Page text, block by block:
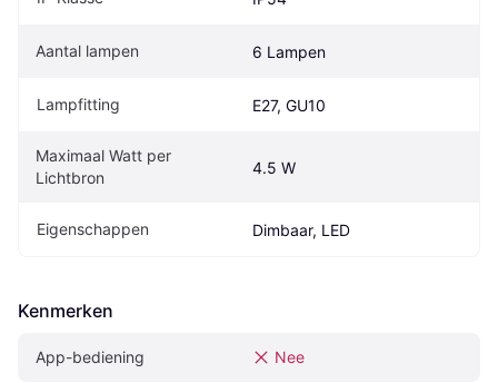
Aantal lampen 6 Lampen
Lampfitting E27, GU10
Maximaal Watt per
Lichtbron
4.5 W
Eigenschappen Dimbaar, LED
Kenmerken
App-bediening Nee